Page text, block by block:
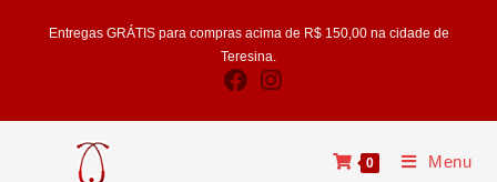
Entregas GRÁTIS para compras acima de R$ 150,00 na cidade de
Teresina.
0 Menu